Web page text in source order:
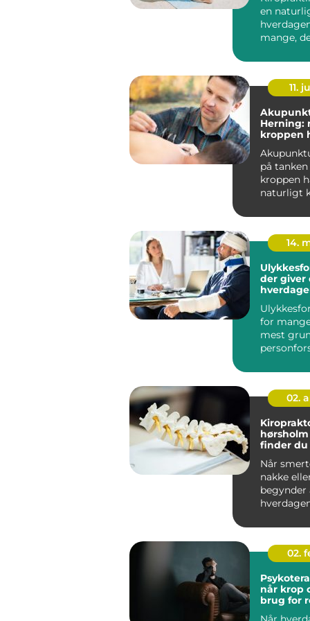
en
mange,
nakke, s...
11.
Herning:
kroppen
på
kroppen
naturligt
14.
der giver
for
mest
...
02.
hørsholm sådan
finder
Når
nakke
begynder
kiroprakt...
02.
når krop
brug for